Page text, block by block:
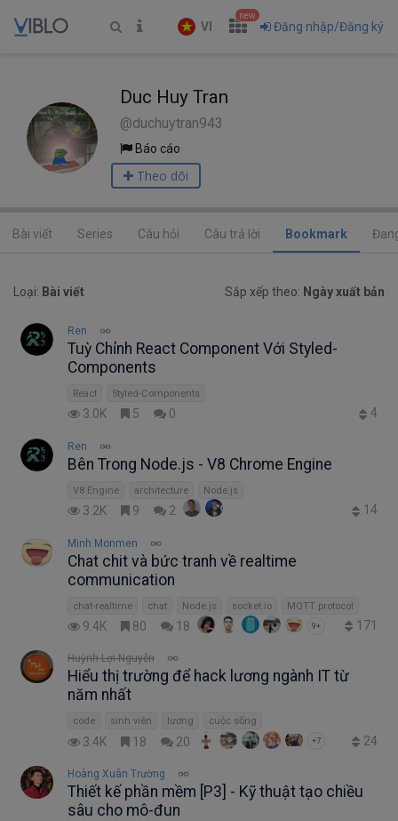
VI
new
Đăng nhập/Đăng ký
Duc Huy Tran
@duchuytran943
Báo cáo
Theo dõi
Bài viết Series Câu hỏi Câu trả lời Bookmark
Loại: Bài viết Sắp xếp theo: Ngày xuất bản
Ren
Tuỳ Chỉnh React Component Với Styled-
Components
React Styled-Components
3.0K 5 0 4
Ren
Bên Trong Node.js - V8 Chrome Engine
V8 Engine architecture Node.js
3.2K 9 2 14
Minh Monmen
Chat chit và bức tranh về realtime
communication
chat-realtime chat Node.js socket.io MQTT protocol
9.4K 80 18 9+ 171
Huỳnh Lợi Nguyễn
Hiểu thị trường để hack lương ngành IT từ
năm nhất
code sinh viên lương cuộc sống
3.4K 18 20 +7 24
Hoàng Xuân Trường
Thiết kế phần mềm [P3] - Kỹ thuật tạo chiều
sâu cho mô-đun